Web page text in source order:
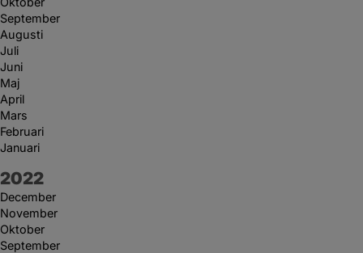
September
Augusti
Juli
Juni
Maj
April
Mars
Februari
Januari
År:
2022
December
November
Oktober
September